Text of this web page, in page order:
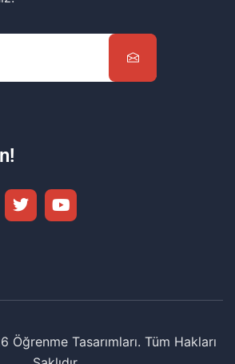
Tasarımları. Tüm Hakları